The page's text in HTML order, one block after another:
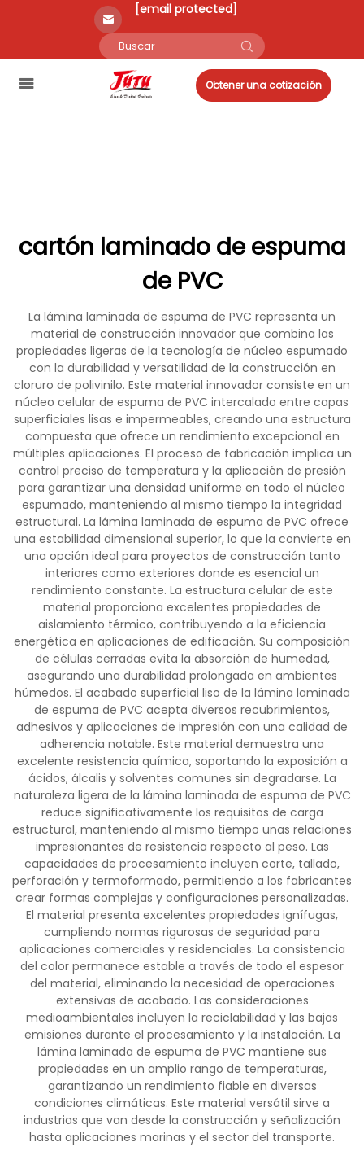
[email protected]
Obtener una cotización
cartón laminado de espuma
de PVC
La lámina laminada de espuma de PVC representa un
material de construcción innovador que combina las
propiedades ligeras de la tecnología de núcleo espumado
con la durabilidad y versatilidad de la construcción en
cloruro de polivinilo. Este material innovador consiste en un
núcleo celular de espuma de PVC intercalado entre capas
superficiales lisas e impermeables, creando una estructura
compuesta que ofrece un rendimiento excepcional en
múltiples aplicaciones. El proceso de fabricación implica un
control preciso de temperatura y la aplicación de presión
para garantizar una densidad uniforme en todo el núcleo
espumado, manteniendo al mismo tiempo la integridad
estructural. La lámina laminada de espuma de PVC ofrece
una estabilidad dimensional superior, lo que la convierte en
una opción ideal para proyectos de construcción tanto
interiores como exteriores donde es esencial un
rendimiento constante. La estructura celular de este
material proporciona excelentes propiedades de
aislamiento térmico, contribuyendo a la eficiencia
energética en aplicaciones de edificación. Su composición
de células cerradas evita la absorción de humedad,
asegurando una durabilidad prolongada en ambientes
húmedos. El acabado superficial liso de la lámina laminada
de espuma de PVC acepta diversos recubrimientos,
adhesivos y aplicaciones de impresión con una calidad de
adherencia notable. Este material demuestra una
excelente resistencia química, soportando la exposición a
ácidos, álcalis y solventes comunes sin degradarse. La
naturaleza ligera de la lámina laminada de espuma de PVC
reduce significativamente los requisitos de carga
estructural, manteniendo al mismo tiempo unas relaciones
impresionantes de resistencia respecto al peso. Las
capacidades de procesamiento incluyen corte, tallado,
perforación y termoformado, permitiendo a los fabricantes
crear formas complejas y configuraciones personalizadas.
El material presenta excelentes propiedades ignífugas,
cumpliendo normas rigurosas de seguridad para
aplicaciones comerciales y residenciales. La consistencia
del color permanece estable a través de todo el espesor
del material, eliminando la necesidad de operaciones
extensivas de acabado. Las consideraciones
medioambientales incluyen la reciclabilidad y las bajas
emisiones durante el procesamiento y la instalación. La
lámina laminada de espuma de PVC mantiene sus
propiedades en un amplio rango de temperaturas,
garantizando un rendimiento fiable en diversas
condiciones climáticas. Este material versátil sirve a
industrias que van desde la construcción y señalización
hasta aplicaciones marinas y el sector del transporte.